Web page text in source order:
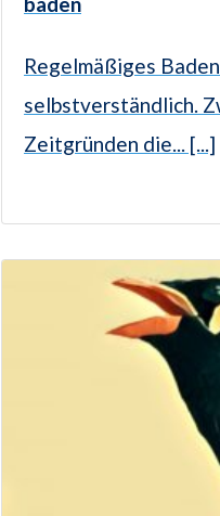
Regelmäßiges
selbstverständlich.
Zeitgründen die... [...]